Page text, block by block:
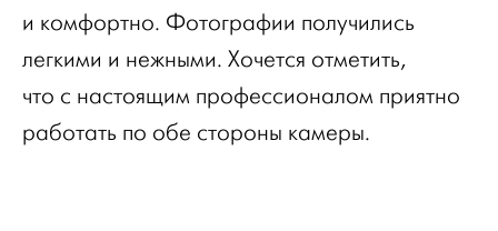
и комфортно. Фотографии получились
легкими и нежными. Хочется отметить,
что с настоящим профессионалом приятно
работать по обе стороны камеры.